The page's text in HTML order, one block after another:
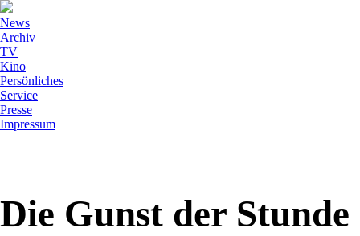
News
Archiv
TV
Kino
Persönliches
Service
Presse
Impressum
Die Gunst der Stunde